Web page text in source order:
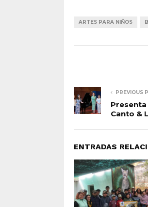
ARTES PARA NIÑOS
PREVIOUS
Presenta
Canto &
ENTRADAS